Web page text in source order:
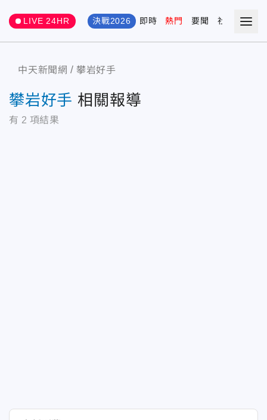
LIVE 24HR 決戰2026 即時 熱門 要聞 社會 娛樂
中天新聞網 攀岩好手
攀岩好手 相關報導
有 2 項結果